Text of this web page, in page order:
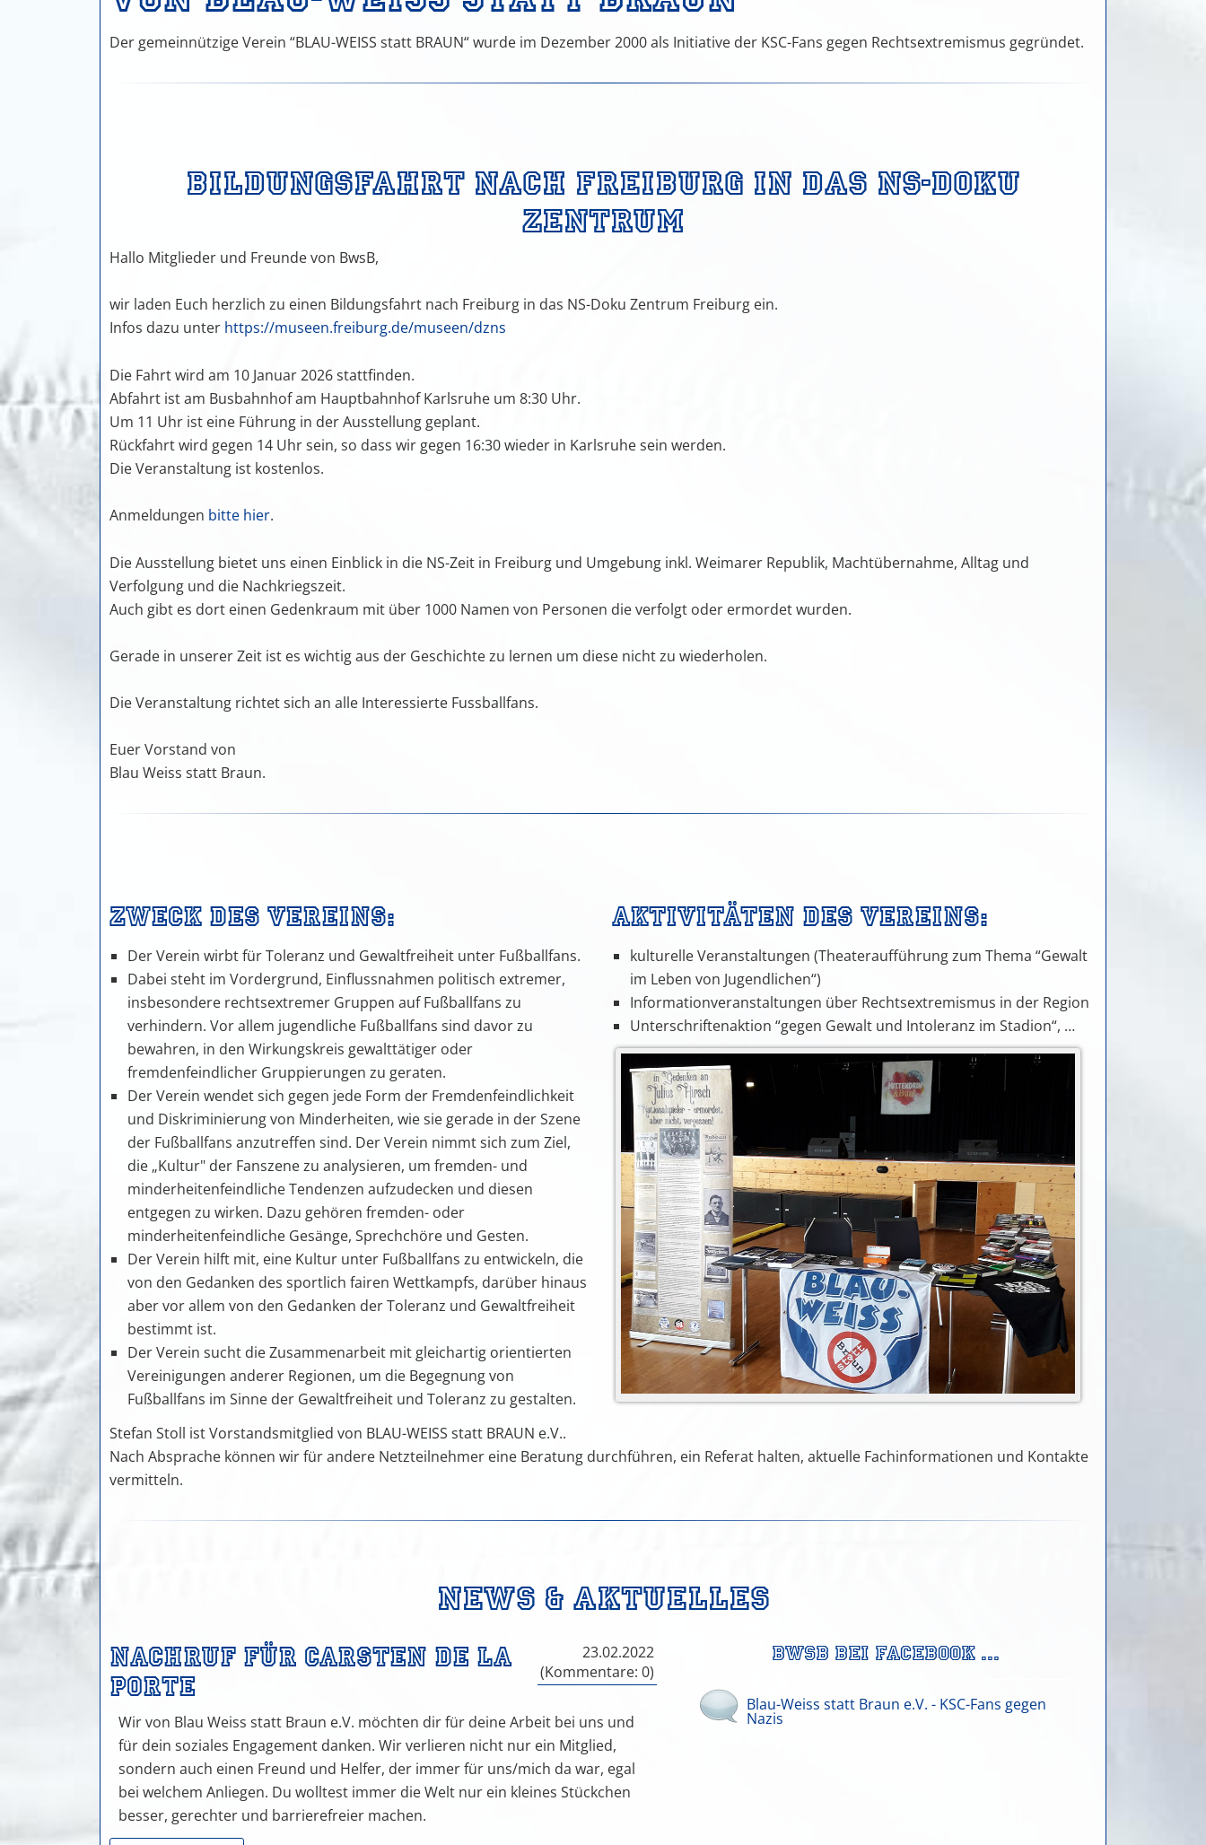
werden
Auszeichnungen
Der gemeinnützige Verein “BLAU-WEISS statt BRAUN“ wurde im Dezember 2000 als Initiative der KSC-Fans gegen Rechtsextremismus gegründet.
Bildungsfahrt nach Freiburg in das NS-Doku
Zentrum
Hallo Mitglieder und Freunde von BwsB,
wir laden Euch herzlich zu einen Bildungsfahrt nach Freiburg in das NS-Doku Zentrum Freiburg ein.
Infos dazu unter https://museen.freiburg.de/museen/dzns
Die Fahrt wird am 10 Januar 2026 stattfinden.
Abfahrt ist am Busbahnhof am Hauptbahnhof Karlsruhe um 8:30 Uhr.
Um 11 Uhr ist eine Führung in der Ausstellung geplant.
Rückfahrt wird gegen 14 Uhr sein, so dass wir gegen 16:30 wieder in Karlsruhe sein werden.
Die Veranstaltung ist kostenlos.
Anmeldungen bitte hier.
Die Ausstellung bietet uns einen Einblick in die NS-Zeit in Freiburg und Umgebung inkl. Weimarer Republik, Machtübernahme, Alltag und
Verfolgung und die Nachkriegszeit.
Auch gibt es dort einen Gedenkraum mit über 1000 Namen von Personen die verfolgt oder ermordet wurden.
Gerade in unserer Zeit ist es wichtig aus der Geschichte zu lernen um diese nicht zu wiederholen.
Die Veranstaltung richtet sich an alle Interessierte Fussballfans.
Euer Vorstand von
Blau Weiss statt Braun.
Zweck des Vereins:
Der Verein wirbt für Toleranz und Gewaltfreiheit unter Fußballfans.
Dabei steht im Vordergrund, Einflussnahmen politisch extremer,
insbesondere rechtsextremer Gruppen auf Fußballfans zu
verhindern. Vor allem jugendliche Fußballfans sind davor zu
bewahren, in den Wirkungskreis gewalttätiger oder
fremdenfeindlicher Gruppierungen zu geraten.
Der Verein wendet sich gegen jede Form der Fremdenfeindlichkeit
und Diskriminierung von Minderheiten, wie sie gerade in der Szene
der Fußballfans anzutreffen sind. Der Verein nimmt sich zum Ziel,
die „Kultur" der Fanszene zu analysieren, um fremden- und
minderheitenfeindliche Tendenzen aufzudecken und diesen
entgegen zu wirken. Dazu gehören fremden- oder
minderheitenfeindliche Gesänge, Sprechchöre und Gesten.
Der Verein hilft mit, eine Kultur unter Fußballfans zu entwickeln, die
von den Gedanken des sportlich fairen Wettkampfs, darüber hinaus
aber vor allem von den Gedanken der Toleranz und Gewaltfreiheit
bestimmt ist.
Der Verein sucht die Zusammenarbeit mit gleichartig orientierten
Vereinigungen anderer Regionen, um die Begegnung von
Fußballfans im Sinne der Gewaltfreiheit und Toleranz zu gestalten.
Aktivitäten des Vereins:
kulturelle Veranstaltungen (Theateraufführung zum Thema “Gewalt
im Leben von Jugendlichen“)
Informationveranstaltungen über Rechtsextremismus in der Region
Unterschriftenaktion “gegen Gewalt und Intoleranz im Stadion“, …
Stefan Stoll ist Vorstandsmitglied von BLAU-WEISS statt BRAUN e.V..
Nach Absprache können wir für andere Netzteilnehmer eine Beratung durchführen, ein Referat halten, aktuelle Fachinformationen und Kontakte
vermitteln.
News & Aktuelles
Nachruf für Carsten de la
Porte
23.02.2022
(Kommentare: 0)
Wir von Blau Weiss statt Braun e.V. möchten dir für deine Arbeit bei uns und
für dein soziales Engagement danken. Wir verlieren nicht nur ein Mitglied,
sondern auch einen Freund und Helfer, der immer für uns/mich da war, egal
bei welchem Anliegen. Du wolltest immer die Welt nur ein kleines Stückchen
besser, gerechter und barrierefreier machen.
BwSb bei facebook ...
Blau-Weiss statt Braun e.V. - KSC-Fans gegen
Nazis